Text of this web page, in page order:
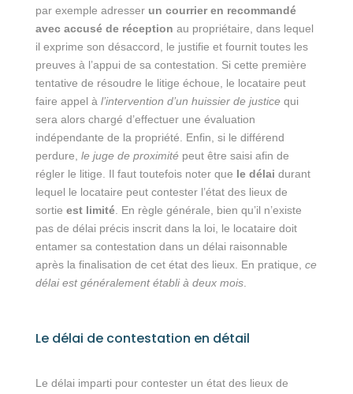
par exemple adresser un courrier en recommandé
avec accusé de réception au propriétaire, dans lequel
il exprime son désaccord, le justifie et fournit toutes les
preuves à l’appui de sa contestation. Si cette première
tentative de résoudre le litige échoue, le locataire peut
faire appel à l’intervention d’un huissier de justicequi
sera alors chargé d’effectuer une évaluation
indépendante de la propriété. Enfin, si le différend
perdure, le juge de proximitépeut être saisi afin de
régler le litige. Il faut toutefois noter que le délai durant
lequel le locataire peut contester l’état des lieux de
sortie est limité. En règle générale, bien qu’il n’existe
pas de délai précis inscrit dans la loi, le locataire doit
entamer sa contestation dans un délai raisonnable
après la finalisation de cet état des lieux. En pratique, ce
délai est généralement établi à deux mois.
Le délai de contestation en détail
Le délai imparti pour contester un état des lieux de